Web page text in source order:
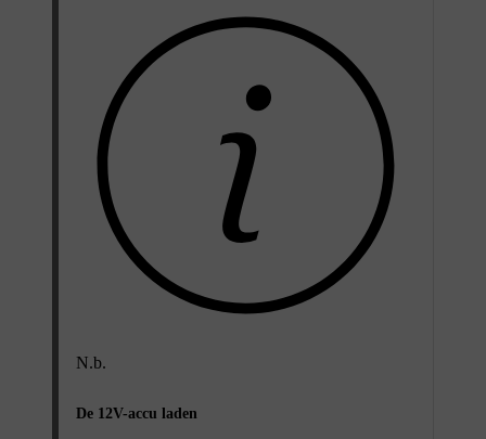
N.b.
De 12V-accu laden